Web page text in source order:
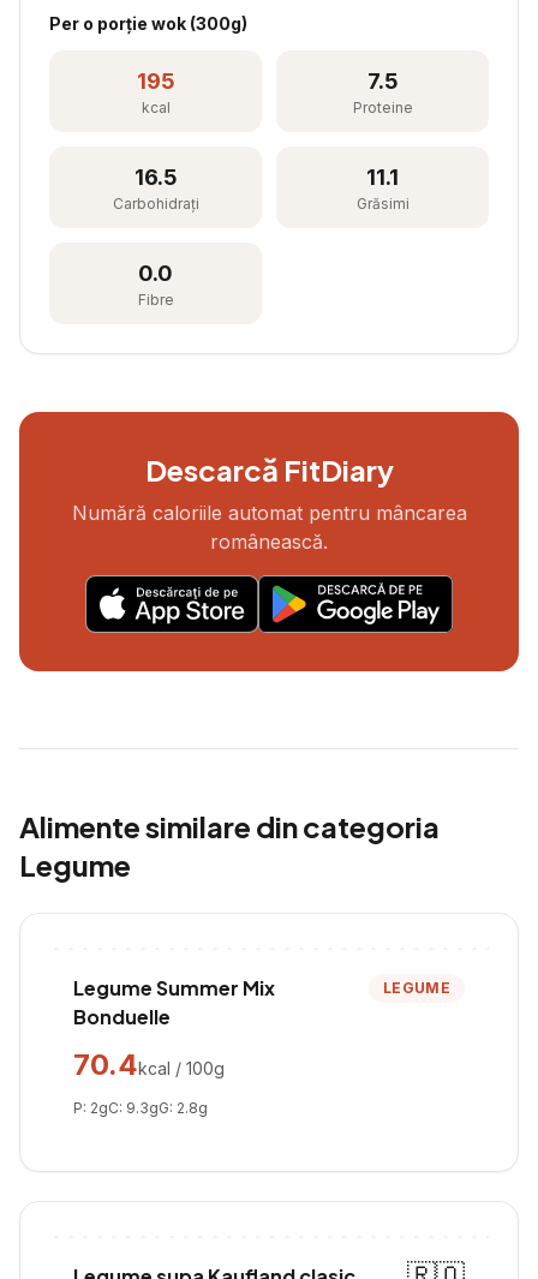
Per o porție wok (300g)
195
kcal
7.5
Proteine
16.5
Carbohidrați
11.1
Grăsimi
0.0
Fibre
Descarcă FitDiary
Numără caloriile automat pentru mâncarea
românească.
Alimente similare din categoria
Legume
Legume Summer Mix
Bonduelle
LEGUME
70.4kcal / 100g
P: 2gC: 9.3gG: 2.8g